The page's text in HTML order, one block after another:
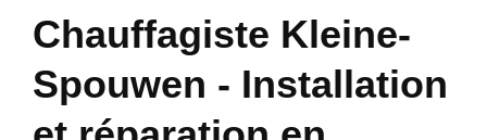
Chauffagiste Kleine-
Spouwen - Installation